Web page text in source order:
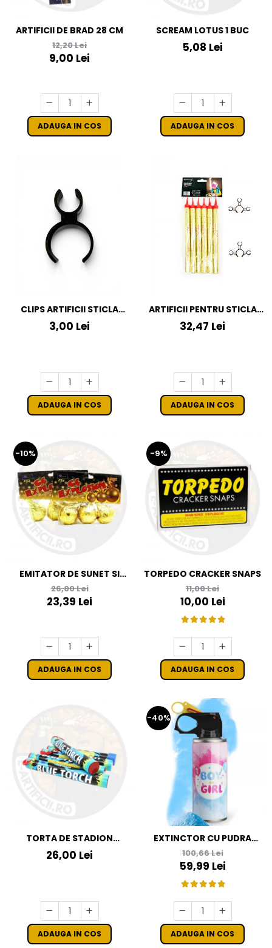
ARTIFICII DE BRAD 28 CM
12,20 Lei
9,00 Lei
ADAUGA IN COS
SCREAM LOTUS 1 BUC
5,08 Lei
ADAUGA IN COS
CLIPS ARTIFICII STICLA
SAMPANIE
3,00 Lei
ADAUGA IN COS
ARTIFICII PENTRU STICLA
SAMPANIE SET 8 BUC(6
ARTIFICII+2CLEME)
32,47 Lei
ADAUGA IN COS
-10%
EMITATOR DE SUNET SI
LUMINA FS4 - ARTIFICII C4
26,00 Lei
23,39 Lei
ADAUGA IN COS
-9%
TORPEDO CRACKER SNAPS
11,00 Lei
10,00 Lei
ADAUGA IN COS
TORTA DE STADION
CULOAREA ALBASTRA
26,00 Lei
ADAUGA IN COS
-40%
EXTINCTOR CU PUDRA
COLORATA ALBASTRA
GENDER REVEAL
100,66 Lei
59,99 Lei
ADAUGA IN COS